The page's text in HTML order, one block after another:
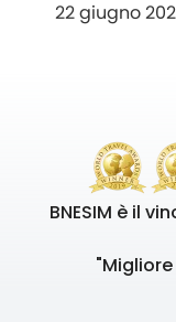
22 giugno
BNESIM è il